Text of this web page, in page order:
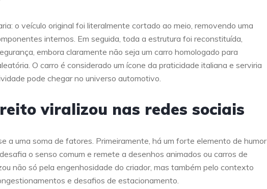
o veículo original foi literalmente cortado ao meio, removendo uma
internos. Em seguida, toda a estrutura foi reconstituída,
embora claramente não seja um carro homologado para
O carro é considerado um ícone da praticidade italiana e serviria
pode chegar no universo automotivo.
viralizou nas redes sociais
uma soma de fatores. Primeiramente, há um forte elemento de humor
o senso comum e remete a desenhos animados ou carros de
não só pela engenhosidade do criador, mas também pelo contexto
e desafios de estacionamento.